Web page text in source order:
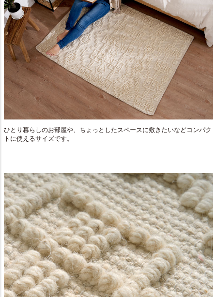
ひとり暮らしのお部屋や、ちょっとしたスペースに敷きたいなどコンパク
トに使えるサイズです。